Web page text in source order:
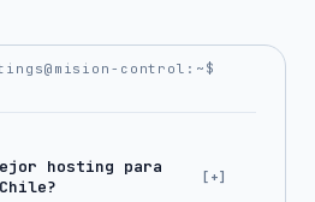
control:~$
hosting para